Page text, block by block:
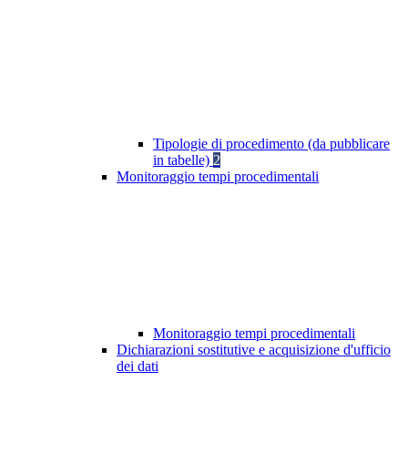
Tipologie di procedimento (da pubblicare
in tabelle) 2
Monitoraggio tempi procedimentali
Monitoraggio tempi procedimentali
Dichiarazioni sostitutive e acquisizione d'ufficio
dei dati